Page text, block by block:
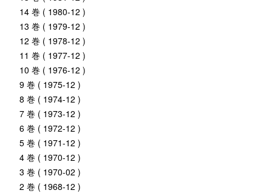
14 巻 ( 1980-12 )
13 巻 ( 1979-12 )
12 巻 ( 1978-12 )
11 巻 ( 1977-12 )
10 巻 ( 1976-12 )
9 巻 ( 1975-12 )
8 巻 ( 1974-12 )
7 巻 ( 1973-12 )
6 巻 ( 1972-12 )
5 巻 ( 1971-12 )
4 巻 ( 1970-12 )
3 巻 ( 1970-02 )
2 巻 ( 1968-12 )